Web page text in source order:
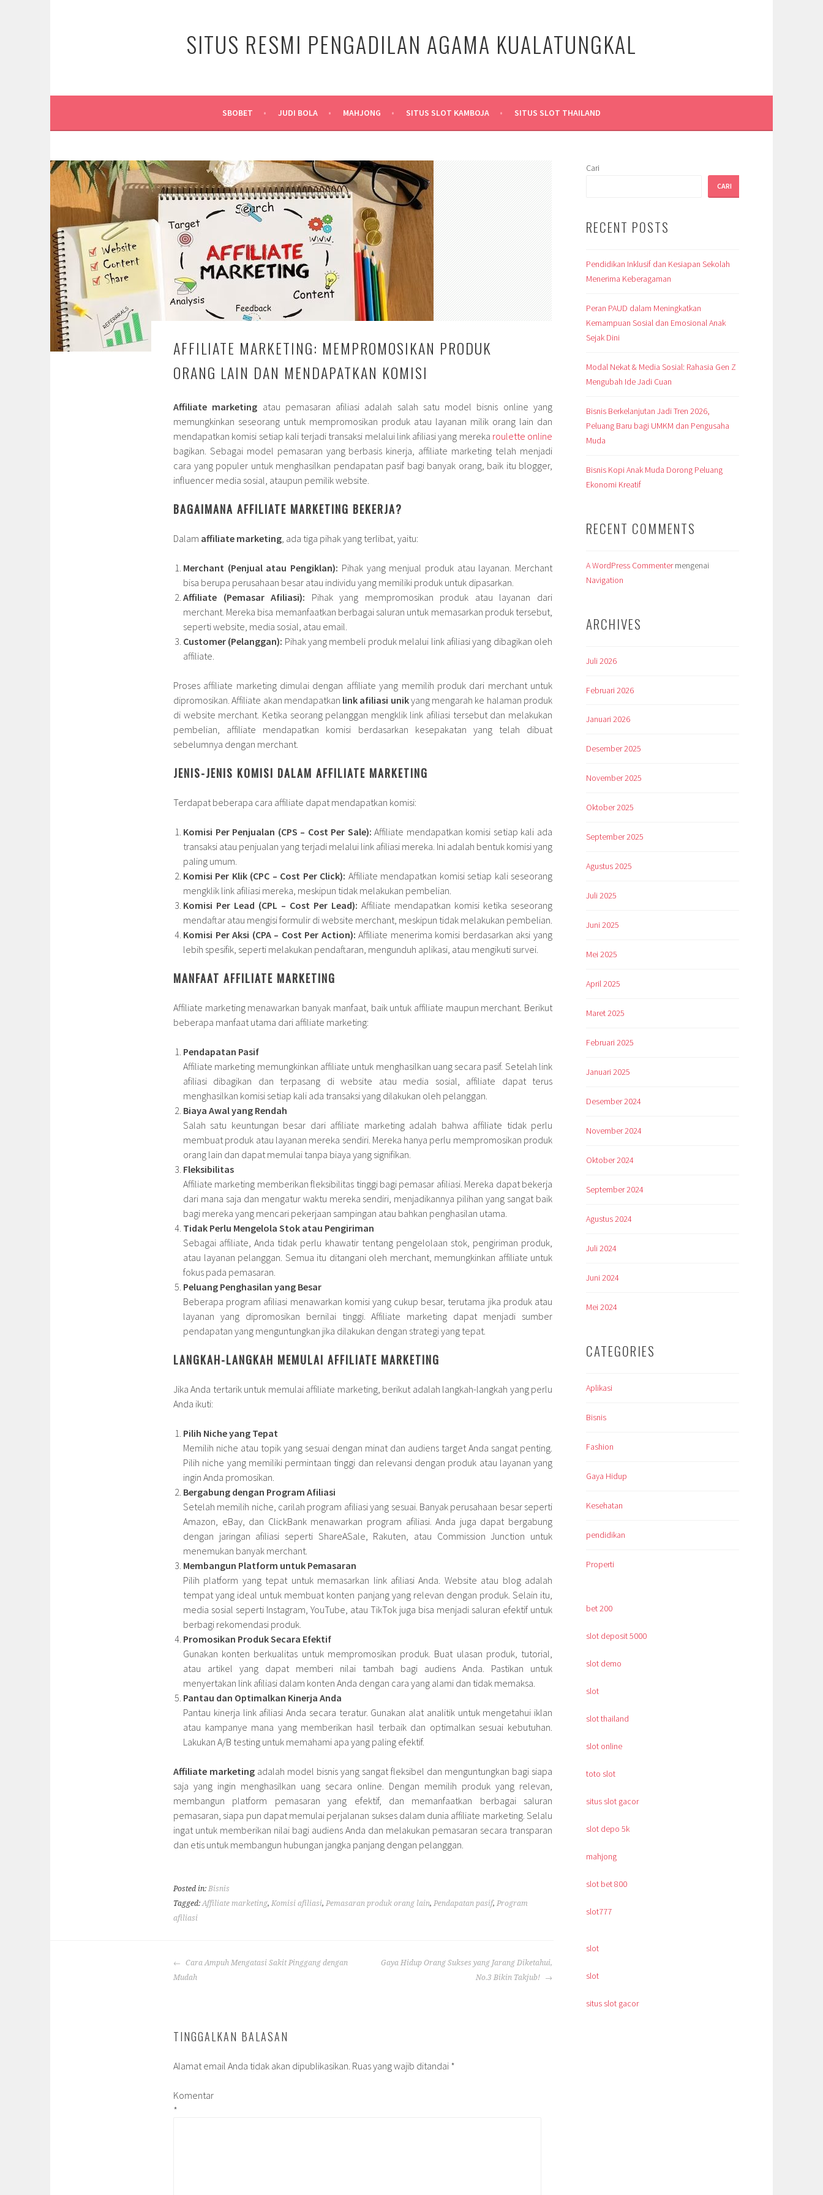
SITUS RESMI PENGADILAN AGAMA KUALATUNGKAL
SBOBET JUDI BOLA MAHJONG SITUS SLOT KAMBOJA SITUS SLOT THAILAND
AFFILIATE MARKETING: MEMPROMOSIKAN PRODUK
ORANG LAIN DAN MENDAPATKAN KOMISI
Affiliate marketing atau pemasaran afiliasi adalah salah satu model bisnis online yang
memungkinkan seseorang untuk mempromosikan produk atau layanan milik orang lain dan
mendapatkan komisi setiap kali terjadi transaksi melalui link afiliasi yang mereka roulette online
bagikan. Sebagai model pemasaran yang berbasis kinerja, affiliate marketing telah menjadi
cara yang populer untuk menghasilkan pendapatan pasif bagi banyak orang, baik itu blogger,
influencer media sosial, ataupun pemilik website.
BAGAIMANA AFFILIATE MARKETING BEKERJA?
Dalam affiliate marketing , ada tiga pihak yang terlibat, yaitu:
Merchant (Penjual atau Pengiklan): Pihak yang menjual produk atau layanan. Merchant
bisa berupa perusahaan besar atau individu yang memiliki produk untuk dipasarkan.
Affiliate (Pemasar Afiliasi): Pihak yang mempromosikan produk atau layanan dari
merchant. Mereka bisa memanfaatkan berbagai saluran untuk memasarkan produk tersebut,
seperti website, media sosial, atau email.
Customer (Pelanggan): Pihak yang membeli produk melalui link afiliasi yang dibagikan oleh
affiliate.
Proses affiliate marketing dimulai dengan affiliate yang memilih produk dari merchant untuk
dipromosikan. Affiliate akan mendapatkan link afiliasi unikyang mengarah ke halaman produk
di website merchant. Ketika seorang pelanggan mengklik link afiliasi tersebut dan melakukan
pembelian, affiliate mendapatkan komisi berdasarkan kesepakatan yang telah dibuat
sebelumnya dengan merchant.
JENIS-JENIS KOMISI DALAM AFFILIATE MARKETING
Terdapat beberapa cara affiliate dapat mendapatkan komisi:
Komisi Per Penjualan (CPS – Cost Per Sale): Affiliate mendapatkan komisi setiap kali ada
transaksi atau penjualan yang terjadi melalui link afiliasi mereka. Ini adalah bentuk komisi yang
paling umum.
Komisi Per Klik (CPC – Cost Per Click): Affiliate mendapatkan komisi setiap kali seseorang
mengklik link afiliasi mereka, meskipun tidak melakukan pembelian.
Komisi Per Lead (CPL – Cost Per Lead): Affiliate mendapatkan komisi ketika seseorang
mendaftar atau mengisi formulir di website merchant, meskipun tidak melakukan pembelian.
Komisi Per Aksi (CPA – Cost Per Action): Affiliate menerima komisi berdasarkan aksi yang
lebih spesifik, seperti melakukan pendaftaran, mengunduh aplikasi, atau mengikuti survei.
MANFAAT AFFILIATE MARKETING
Affiliate marketing menawarkan banyak manfaat, baik untuk affiliate maupun merchant. Berikut
beberapa manfaat utama dari affiliate marketing:
Pendapatan Pasif
Affiliate marketing memungkinkan affiliate untuk menghasilkan uang secara pasif. Setelah link
afiliasi dibagikan dan terpasang di website atau media sosial, affiliate dapat terus
menghasilkan komisi setiap kali ada transaksi yang dilakukan oleh pelanggan.
Biaya Awal yang Rendah
Salah satu keuntungan besar dari affiliate marketing adalah bahwa affiliate tidak perlu
membuat produk atau layanan mereka sendiri. Mereka hanya perlu mempromosikan produk
orang lain dan dapat memulai tanpa biaya yang signifikan.
Fleksibilitas
Affiliate marketing memberikan fleksibilitas tinggi bagi pemasar afiliasi. Mereka dapat bekerja
dari mana saja dan mengatur waktu mereka sendiri, menjadikannya pilihan yang sangat baik
bagi mereka yang mencari pekerjaan sampingan atau bahkan penghasilan utama.
Tidak Perlu Mengelola Stok atau Pengiriman
Sebagai affiliate, Anda tidak perlu khawatir tentang pengelolaan stok, pengiriman produk,
atau layanan pelanggan. Semua itu ditangani oleh merchant, memungkinkan affiliate untuk
fokus pada pemasaran.
Peluang Penghasilan yang Besar
Beberapa program afiliasi menawarkan komisi yang cukup besar, terutama jika produk atau
layanan yang dipromosikan bernilai tinggi. Affiliate marketing dapat menjadi sumber
pendapatan yang menguntungkan jika dilakukan dengan strategi yang tepat.
LANGKAH-LANGKAH MEMULAI AFFILIATE MARKETING
Jika Anda tertarik untuk memulai affiliate marketing, berikut adalah langkah-langkah yang perlu
Anda ikuti:
Pilih Niche yang Tepat
Memilih niche atau topik yang sesuai dengan minat dan audiens target Anda sangat penting.
Pilih niche yang memiliki permintaan tinggi dan relevansi dengan produk atau layanan yang
ingin Anda promosikan.
Bergabung dengan Program Afiliasi
Setelah memilih niche, carilah program afiliasi yang sesuai. Banyak perusahaan besar seperti
Amazon, eBay, dan ClickBank menawarkan program afiliasi. Anda juga dapat bergabung
dengan jaringan afiliasi seperti ShareASale, Rakuten, atau Commission Junction untuk
menemukan banyak merchant.
Membangun Platform untuk Pemasaran
Pilih platform yang tepat untuk memasarkan link afiliasi Anda. Website atau blog adalah
tempat yang ideal untuk membuat konten panjang yang relevan dengan produk. Selain itu,
media sosial seperti Instagram, YouTube, atau TikTok juga bisa menjadi saluran efektif untuk
berbagi rekomendasi produk.
Promosikan Produk Secara Efektif
Gunakan konten berkualitas untuk mempromosikan produk. Buat ulasan produk, tutorial,
atau artikel yang dapat memberi nilai tambah bagi audiens Anda. Pastikan untuk
menyertakan link afiliasi dalam konten Anda dengan cara yang alami dan tidak memaksa.
Pantau dan Optimalkan Kinerja Anda
Pantau kinerja link afiliasi Anda secara teratur. Gunakan alat analitik untuk mengetahui iklan
atau kampanye mana yang memberikan hasil terbaik dan optimalkan sesuai kebutuhan.
Lakukan A/B testing untuk memahami apa yang paling efektif.
Affiliate marketing adalah model bisnis yang sangat fleksibel dan menguntungkan bagi siapa
saja yang ingin menghasilkan uang secara online. Dengan memilih produk yang relevan,
membangun platform pemasaran yang efektif, dan memanfaatkan berbagai saluran
pemasaran, siapa pun dapat memulai perjalanan sukses dalam dunia affiliate marketing. Selalu
ingat untuk memberikan nilai bagi audiens Anda dan melakukan pemasaran secara transparan
dan etis untuk membangun hubungan jangka panjang dengan pelanggan.
Posted in: Bisnis
Tagged:Affiliate marketing, Komisi afiliasi, Pemasaran produk orang lain, Pendapatan pasif, Program
afiliasi
POST
NAVIGATION
Cara Ampuh Mengatasi Sakit Pinggang dengan
Mudah
Gaya Hidup Orang Sukses yang Jarang Diketahui,
No.3 Bikin Takjub!
TINGGALKAN BALASAN
Alamat email Anda tidak akan dipublikasikan. Ruas yang wajib ditandai *
Komentar
*
Cari
CARI
RECENT POSTS
Pendidikan Inklusif dan Kesiapan Sekolah
Menerima Keberagaman
Peran PAUD dalam Meningkatkan
Kemampuan Sosial dan Emosional Anak
Sejak Dini
Modal Nekat & Media Sosial: Rahasia Gen Z
Mengubah Ide Jadi Cuan
Bisnis Berkelanjutan Jadi Tren 2026,
Peluang Baru bagi UMKM dan Pengusaha
Muda
Bisnis Kopi Anak Muda Dorong Peluang
Ekonomi Kreatif
RECENT COMMENTS
A WordPress Commentermengenai
Navigation
ARCHIVES
Juli 2026
Februari 2026
Januari 2026
Desember 2025
November 2025
Oktober 2025
September 2025
Agustus 2025
Juli 2025
Juni 2025
Mei 2025
April 2025
Maret 2025
Februari 2025
Januari 2025
Desember 2024
November 2024
Oktober 2024
September 2024
Agustus 2024
Juli 2024
Juni 2024
Mei 2024
CATEGORIES
Aplikasi
Bisnis
Fashion
Gaya Hidup
Kesehatan
pendidikan
Properti
bet 200
slot deposit 5000
slot demo
slot
slot thailand
slot online
toto slot
situs slot gacor
slot depo 5k
mahjong
slot bet 800
slot777
slot
slot
situs slot gacor